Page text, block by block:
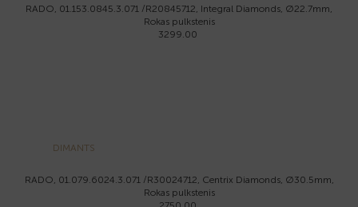
RADO, 01.153.0845.3.071 /R20845712, Integral Diamonds, Ø22.7mm,
Rokas pulkstenis
3299.00
DIMANTS
RADO, 01.079.6024.3.071 /R30024712, Centrix Diamonds, Ø30.5mm,
Rokas pulkstenis